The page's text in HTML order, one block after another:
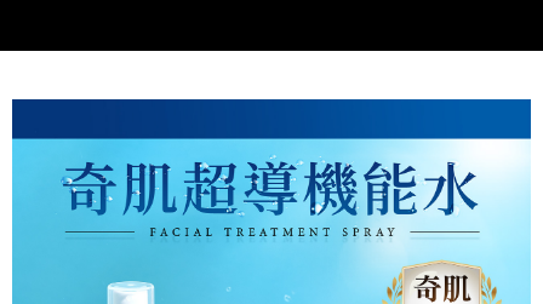
離島宅配
宅配貨到付款
每筆NT$110，滿NT$1,000(含以上)免運費
國家/地區配送 查看運費